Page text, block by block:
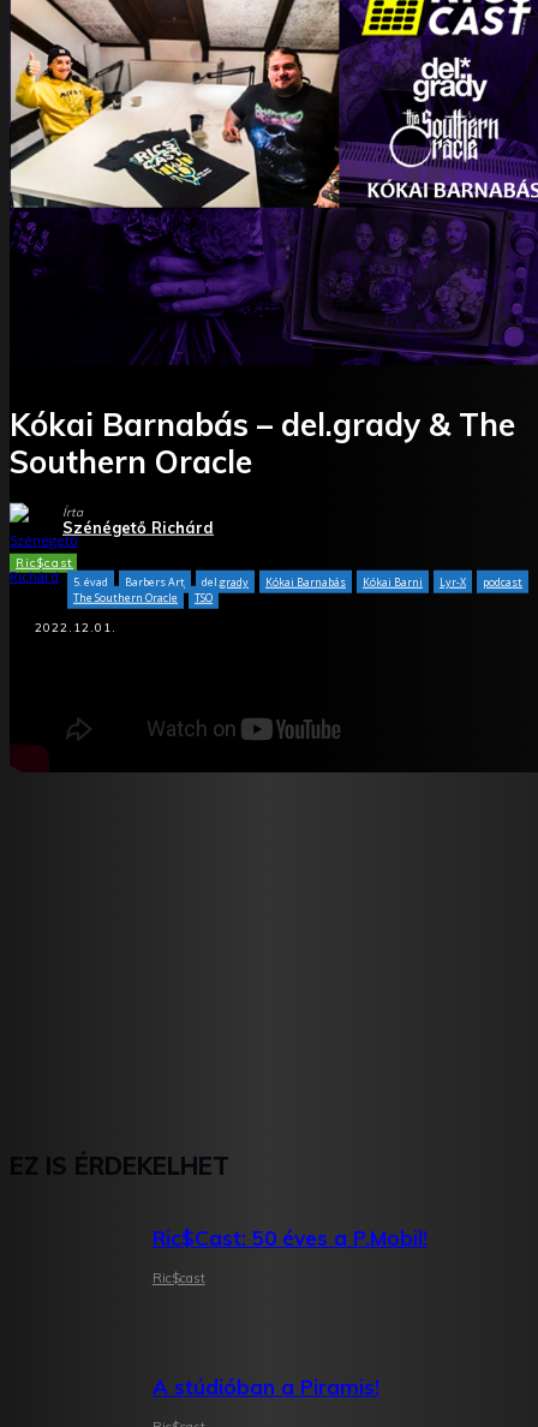
Kókai Barnabás – del.grady & The
Southern Oracle
Írta
Szénégető Richárd
Ric$cast
5. évad
Barbers Art del.grady Kókai Barnabás Kókai Barni Lyr-X
podcast
The Southern Oracle
TSO
2022.12.01.
Kókai Barni az Instagramon:
https://www.instagram.com/barberbarnie/
Barber’s Art a Facebookon:
https://www.facebook.com/barbersart
Lyr X az Instagramon:
https://www.instagram.com/lyr_x_podcast/
Lyr X a Facebookon:
https://www.facebook.com/lyrxpodcast
EZ IS ÉRDEKELHET
Ric$Cast: 50 éves a P.Mobil!
Ric$cast
A stúdióban a Piramis!